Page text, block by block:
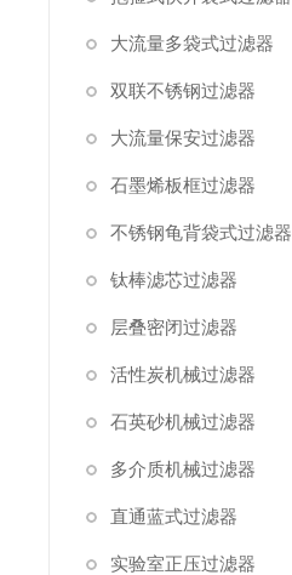
大流量多袋式过滤器
双联不锈钢过滤器
大流量保安过滤器
石墨烯板框过滤器
不锈钢龟背袋式过滤器
钛棒滤芯过滤器
层叠密闭过滤器
活性炭机械过滤器
石英砂机械过滤器
多介质机械过滤器
直通蓝式过滤器
实验室正压过滤器